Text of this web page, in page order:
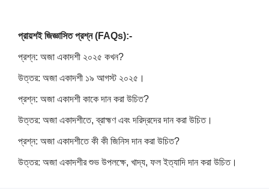
প্রায়শই জিজ্ঞাসিত প্রশ্ন (FAQs):-
প্রশ্ন: অজা একাদশী ২০২৫ কখন?
উত্তর: অজা একাদশী ১৯ আগস্ট ২০২৫।
প্রশ্ন: অজা একাদশী কাকে দান করা উচিত?
উত্তর: অজা একাদশীতে, ব্রাহ্মণ এবং দরিদ্রদের দান করা উচিত।
প্রশ্ন: অজা একাদশীতে কী কী জিনিস দান করা উচিত?
উত্তর: অজা একাদশীর শুভ উপলক্ষে, খাদ্য, ফল ইত্যাদি দান করা উচিত।